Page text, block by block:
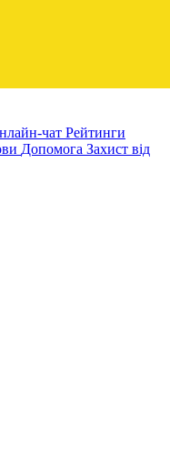
чат Рейтинги
Допомога Захист від